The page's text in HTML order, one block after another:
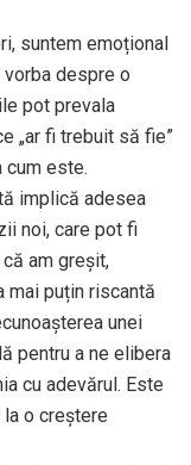
suntem emoțional
despre o
pot prevala
„ar fi trebuit să fie”
cum este.
implică adesea
noi, care pot fi
am greșit,
mai puțin riscantă
unei
pentru a ne elibera
cu adevărul. Este
o creștere